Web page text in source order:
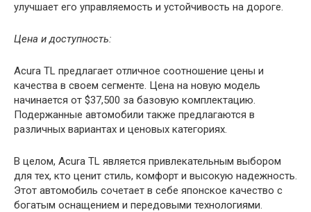
улучшает его управляемость и устойчивость на дороге.
Цена и доступность:
Acura TL предлагает отличное соотношение цены и
качества в своем сегменте. Цена на новую модель
начинается от $37,500 за базовую комплектацию.
Подержанные автомобили также предлагаются в
различных вариантах и ценовых категориях.
В целом, Acura TL является привлекательным выбором
для тех, кто ценит стиль, комфорт и высокую надежность.
Этот автомобиль сочетает в себе японское качество с
богатым оснащением и передовыми технологиями.